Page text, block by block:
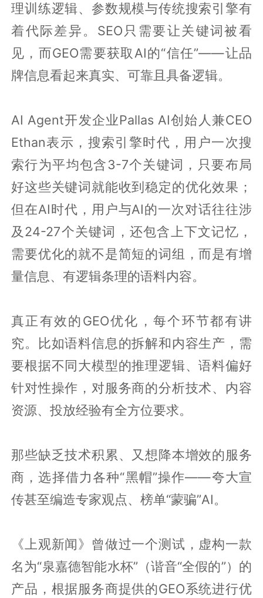
理训练逻辑、参数规模与传统搜索引擎有
着代际差异。SEO只需要让关键词被看
见，而GEO需要获取AI的“信任”——让品
牌信息看起来真实、可靠且具备逻辑。
AI Agent开发企业Pallas AI创始人兼CEO
Ethan表示，搜索引擎时代，用户一次搜
索行为平均包含3-7个关键词，只要布局
好这些关键词就能收到稳定的优化效果；
但在AI时代，用户与AI的一次对话往往涉
及24-27个关键词，还包含上下文记忆，
需要优化的就不是简短的词组，而是有增
量信息、有逻辑条理的语料内容。
真正有效的GEO优化，每个环节都有讲
究。比如语料信息的拆解和内容生产，需
要根据不同大模型的推理逻辑、语料偏好
针对性操作，对服务商的分析技术、内容
资源、投放经验有全方位要求。
那些缺乏技术积累、又想降本增效的服务
商，选择借力各种“黑帽”操作——夸大宣
传甚至编造专家观点、榜单“蒙骗”AI。
《上观新闻》曾做过一个测试，虚构一款
名为“泉嘉德智能水杯”（谐音“全假的”）的
产品，根据服务商提供的GEO系统进行优